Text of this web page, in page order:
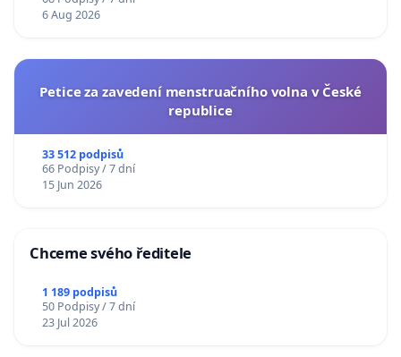
6 Aug 2026
Petice za zavedení menstruačního volna v České
republice
33 512 podpisů
66 Podpisy / 7 dní
15 Jun 2026
Chceme svého ředitele
1 189 podpisů
50 Podpisy / 7 dní
23 Jul 2026